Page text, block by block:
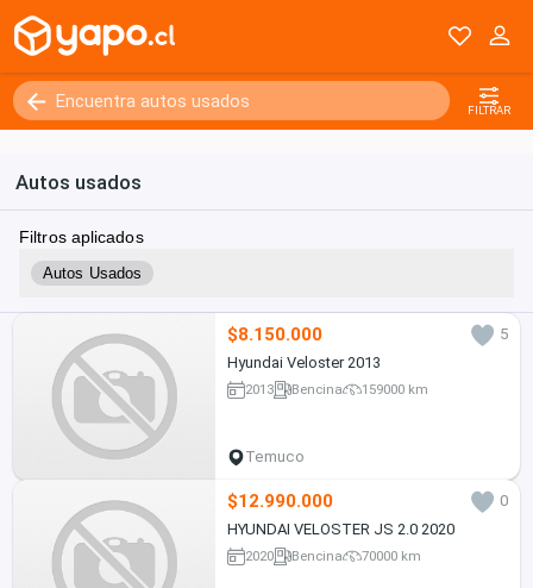
FILTRAR
Autos usados
Filtros aplicados
Autos Usados
$8.150.000
5
Hyundai Veloster 2013
2013 Bencina 159000 km
Temuco
$12.990.000
0
HYUNDAI VELOSTER JS 2.0 2020
2020 Bencina 70000 km